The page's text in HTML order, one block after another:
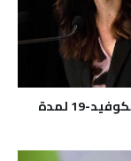
نيوزيلندا لم تسجل أي حالات إصابة جديدة بكوفيد-19 لمدة